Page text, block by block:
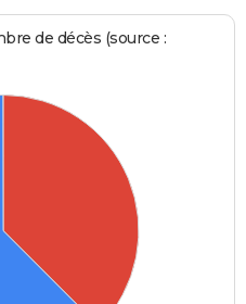
de décès (source :